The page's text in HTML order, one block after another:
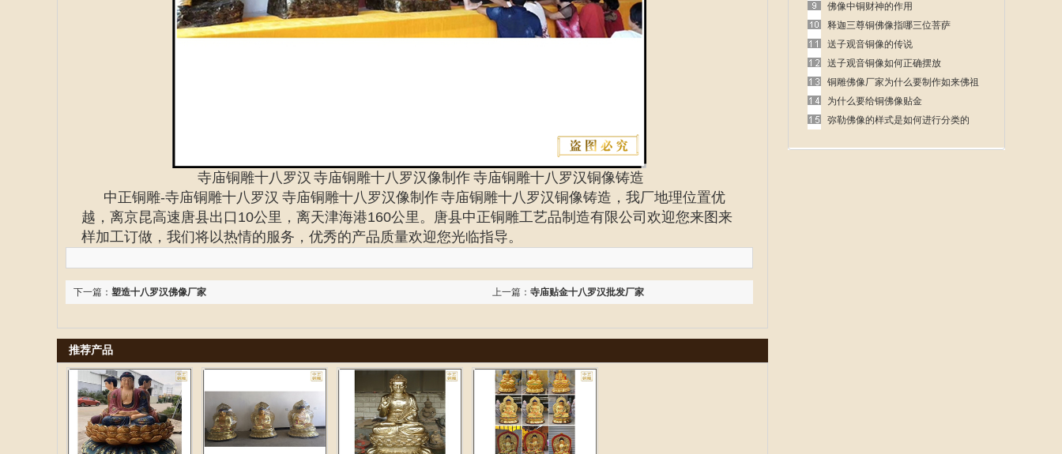
寺庙铜雕十八罗汉 寺庙铜雕十八罗汉像制作 寺庙铜雕十八罗汉铜像铸造
中正铜雕-寺庙铜雕十八罗汉 寺庙铜雕十八罗汉像制作 寺庙铜雕十八罗汉铜像铸造 ，我厂地理位置优
越，离京昆高速唐县出口10公里，离天津海港160公里。唐县中正铜雕工艺品制造有限公司欢迎您来图来
样加工订做，我们将以热情的服务，优秀的产品质量欢迎您光临指导。
上一篇： 寺庙贴金十八罗汉批发厂家
下一篇： 塑造十八罗汉佛像厂家
推荐产品
的故事
佛像中铜财神的作用
释迦三尊铜佛像指哪三位菩萨
送子观音铜像的传说
送子观音铜像如何正确摆放
铜雕佛像厂家为什么要制作如来佛祖
呢
为什么要给铜佛像贴金
弥勒佛像的样式是如何进行分类的